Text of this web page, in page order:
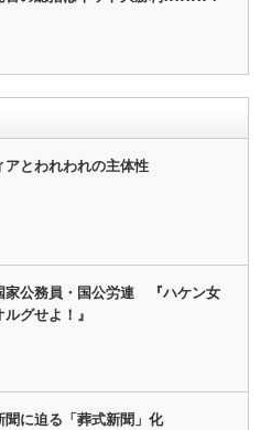
アとわれわれの主体性
家公務員・国公労連 『ハケン女
グせよ！』
聞に迫る「葬式新聞」化